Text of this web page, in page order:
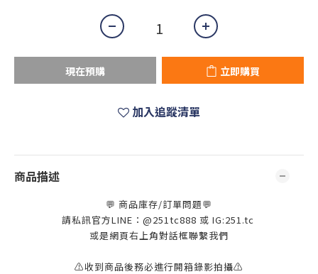
現在預購 立即購買
加入追蹤清單
商品描述
💬 商品庫存/訂單問題💬
請私訊官方LINE：@251tc888 或 IG:251.tc
或是網頁右上角對話框聯繫我們
⚠️收到商品後務必進行開箱錄影拍攝⚠️